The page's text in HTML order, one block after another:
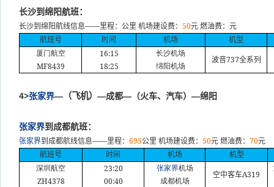
长沙到绵阳航班：
长沙到绵阳航线信息——里程：公里 机场建设费： 50元 燃油费：元
航班号
时间 机场
机型
厦门航空
MF8439
16:15
18:25
长沙机场
绵阳机场
波音737全系列
4>张家界— （飞机） —成都—（火车、汽车）—绵阳
张家界到成都航班：
张家界到成都航线信息——里程： 695公里 机场建设费： 50元 燃油费： 70元
航班号
时间 机场
机型
深圳航空
ZH4378
23:20
00:40
张家界机场
成都机场
空中客车A319